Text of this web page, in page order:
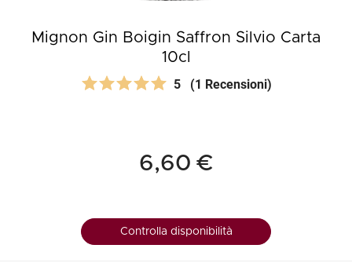
Mignon Gin Boigin Saffron Silvio Carta
10cl
5 (1 Recensioni)
6,60 €
Controlla disponibilità